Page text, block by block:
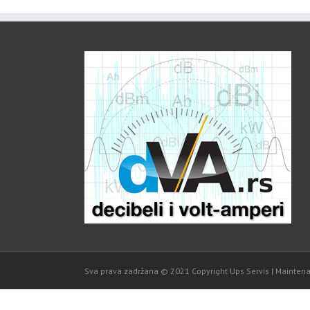
Sva prava zadržana © 2021 Copyright Ups Servis |